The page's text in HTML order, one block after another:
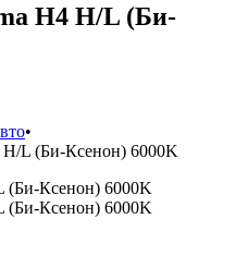
H4 H/L (Би-
•
L (Би-Ксенон) 6000K